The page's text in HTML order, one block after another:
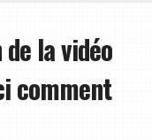
la vidéo
comment